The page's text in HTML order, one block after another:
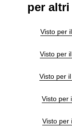
per
Visto per
Visto per
Visto per
Visto per
Visto per